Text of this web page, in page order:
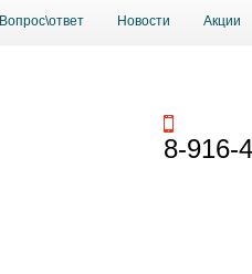
Вопрос\ответ Новости Акции
8-916-